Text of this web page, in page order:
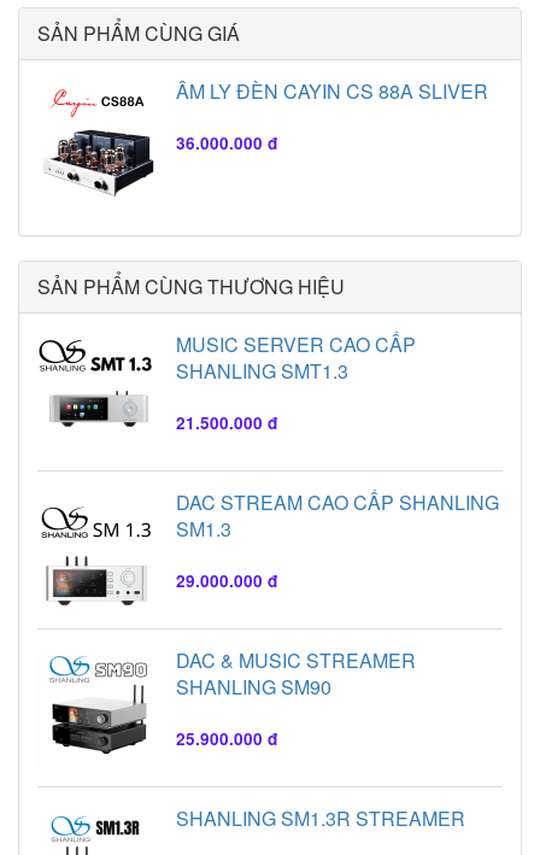
SẢN PHẨM CÙNG GIÁ
ÂM LY ĐÈN CAYIN CS 88A SLIVER
36.000.000 đ
SẢN PHẨM CÙNG THƯƠNG HIỆU
MUSIC SERVER CAO CẤP
SHANLING SMT1.3
21.500.000 đ
DAC STREAM CAO CẤP SHANLING
SM1.3
29.000.000 đ
DAC & MUSIC STREAMER
SHANLING SM90
25.900.000 đ
SHANLING SM1.3R STREAMER